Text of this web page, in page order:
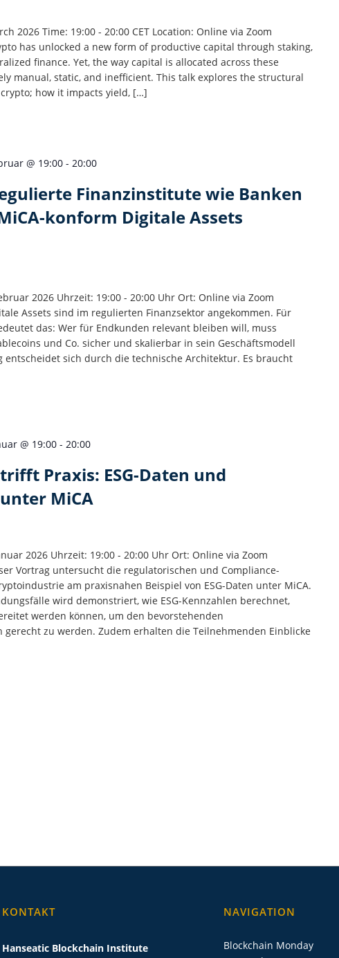
2026 Time: 19:00 - 20:00 CET Location: Online via Zoom
has unlocked a new form of productive capital through staking,
finance. Yet, the way capital is allocated across these
manual, static, and inefficient. ​This talk explores the structural
how it impacts yield, […]
@ 19:00 -20:00
Finanzinstitute wie Banken
konform Digitale Assets
2026 Uhrzeit: 19:00 - 20:00 Uhr Ort: Online via Zoom
Assets sind im regulierten Finanzsektor angekommen. Für
das: Wer für Endkunden relevant bleiben will, muss
und Co. sicher und skalierbar in sein Geschäftsmodell
entscheidet sich durch die technische Architektur. ​Es braucht
@ 19:00 -20:00
Praxis: ESG-Daten und
MiCA
2026 Uhrzeit: 19:00 - 20:00 Uhr Ort: Online via Zoom
Vortrag untersucht die regulatorischen und Compliance-
am praxisnahen Beispiel von ESG-Daten unter MiCA.
wird demonstriert, wie ESG-Kennzahlen berechnet,
werden können, um den bevorstehenden
gerecht zu werden. ​Zudem erhalten die Teilnehmenden Einblicke
KONTAKT
Hanseatic Blockchain Institute
NAVIGATION
Blockchain Monday